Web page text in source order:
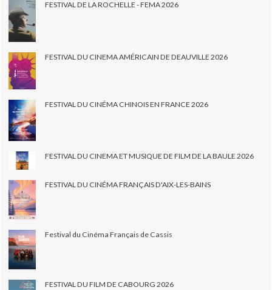
FESTIVAL DE LA ROCHELLE - FEMA 2026
FESTIVAL DU CINEMA AMÉRICAIN DE DEAUVILLE 2026
FESTIVAL DU CINÉMA CHINOIS EN FRANCE 2026
FESTIVAL DU CINEMA ET MUSIQUE DE FILM DE LA BAULE 2026
FESTIVAL DU CINÉMA FRANÇAIS D'AIX-LES-BAINS
Festival du Cinéma Français de Cassis
FESTIVAL DU FILM DE CABOURG 2026